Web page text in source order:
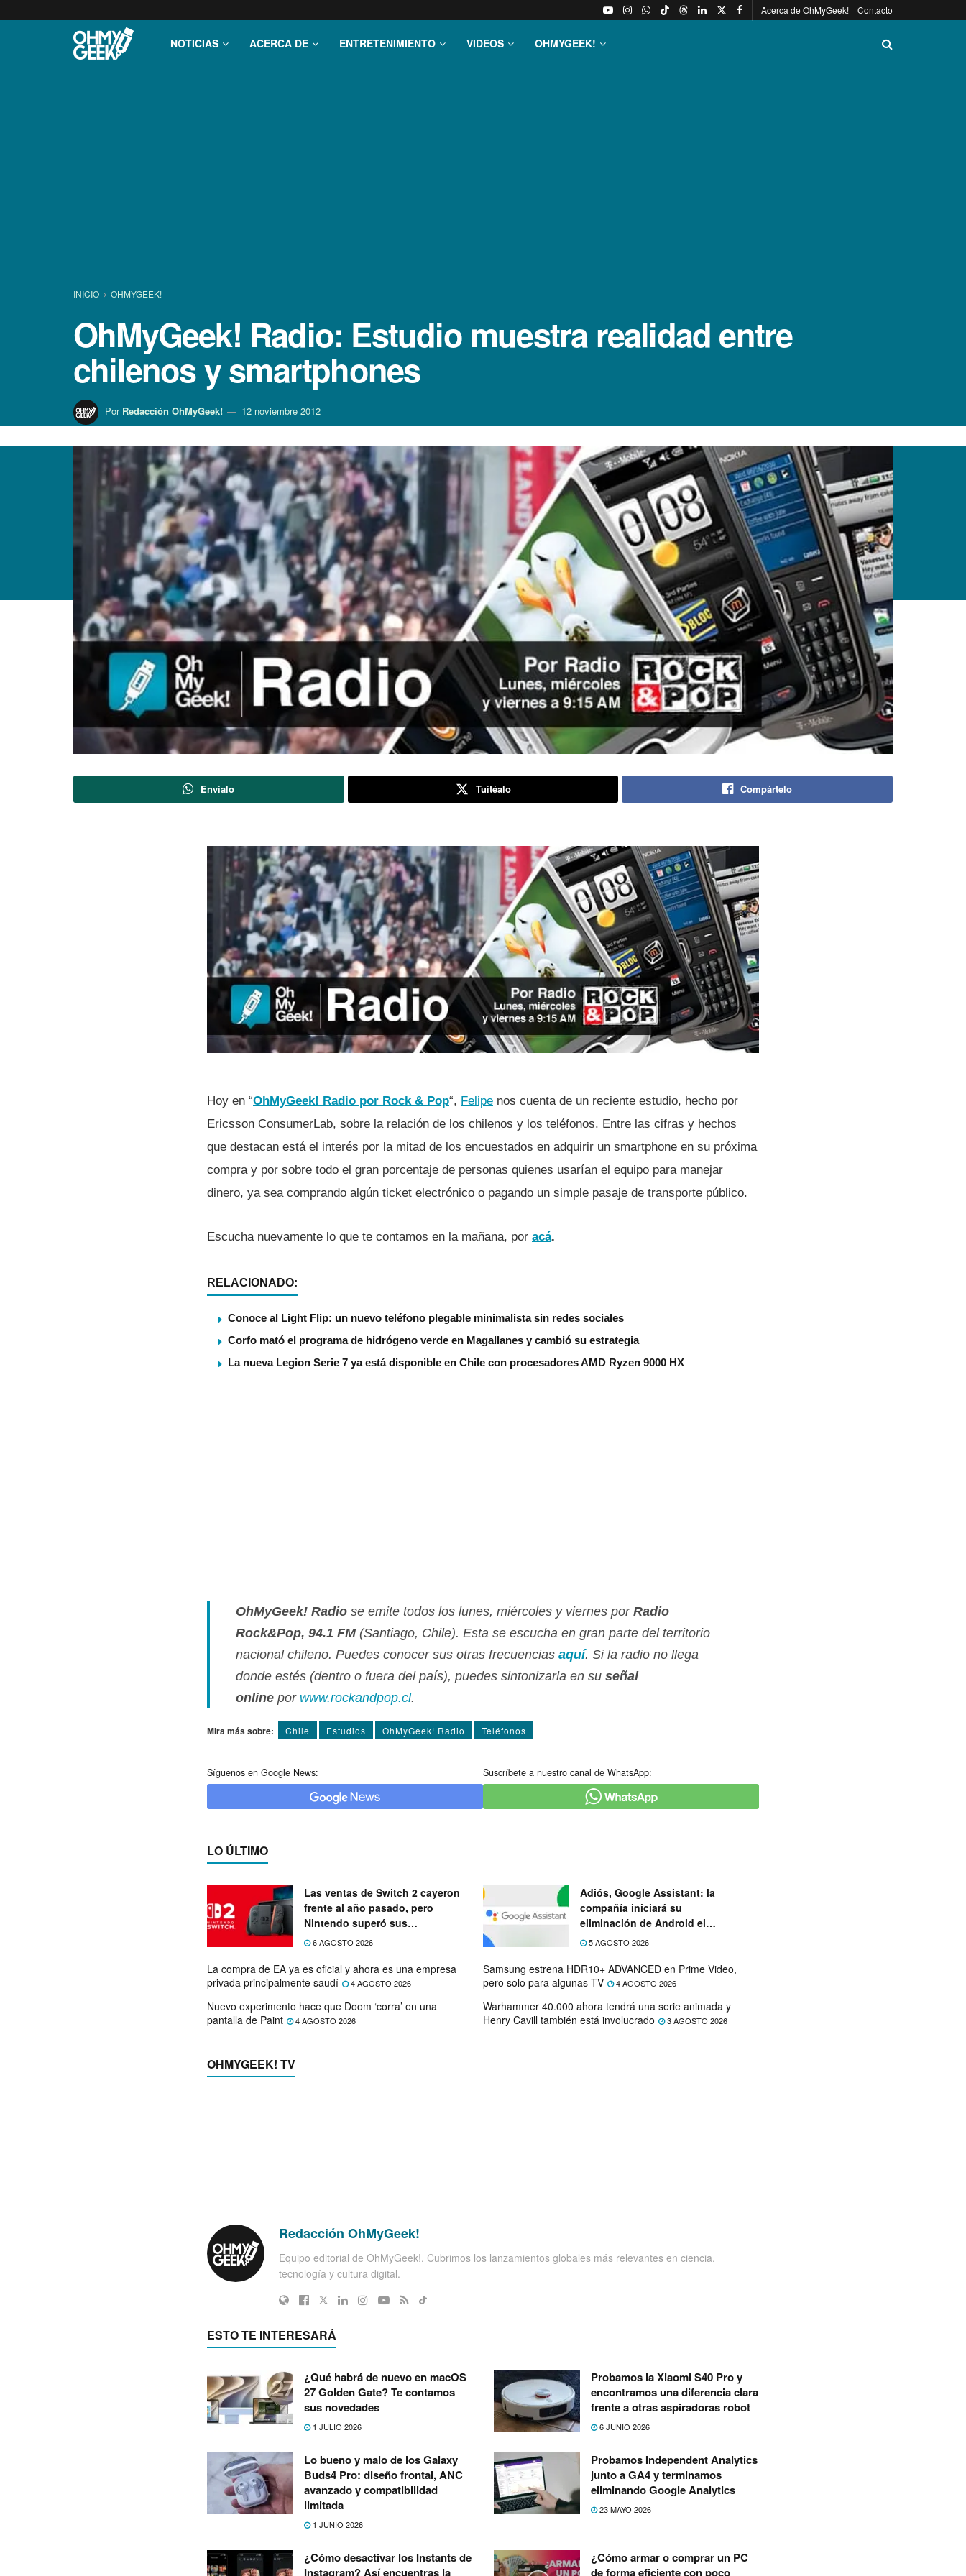
Acerca de OhMyGeek! Contacto
NOTICIAS ACERCA DE ENTRETENIMIENTO VIDEOS OHMYGEEK!
INICIO OHMYGEEK!
OhMyGeek! Radio: Estudio muestra realidad entre
chilenos y smartphones
Por Redacción OhMyGeek! 12 noviembre 2012
Envíalo Tuitéalo Compártelo
Hoy en “OhMyGeek! Radio por Rock & Pop“, Felipe nos cuenta de un reciente estudio, hecho por
Ericsson ConsumerLab, sobre la relación de los chilenos y los teléfonos. Entre las cifras y hechos
que destacan está el interés por la mitad de los encuestados en adquirir un smartphone en su próxima
compra y por sobre todo el gran porcentaje de personas quienes usarí­an el equipo para manejar
dinero, ya sea comprando algún ticket electrónico o pagando un simple pasaje de transporte público.
Escucha nuevamente lo que te contamos en la mañana, por acá.
RELACIONADO:
Conoce al Light Flip: un nuevo teléfono plegable minimalista sin redes sociales
Corfo mató el programa de hidrógeno verde en Magallanes y cambió su estrategia
La nueva Legion Serie 7 ya está disponible en Chile con procesadores AMD Ryzen 9000 HX
OhMyGeek! Radio se emite todos los lunes, miércoles y viernes por Radio
Rock&Pop, 94.1 FM(Santiago, Chile). Esta se escucha en gran parte del territorio
nacional chileno. Puedes conocer sus otras frecuencias aquí­. Si la radio no llega
donde estés (dentro o fuera del paí­s), puedes sintonizarla en su señal
online por www.rockandpop.cl.
Mira más sobre: Chile Estudios OhMyGeek! Radio Teléfonos
Síguenos en Google News: Suscríbete a nuestro canal de WhatsApp:
LO ÚLTIMO
Las ventas de Switch 2 cayeron
frente al año pasado, pero
Nintendo superó sus
expectativas
6 AGOSTO 2026
Adiós, Google Assistant: la
compañía iniciará su
eliminación de Android el
próximo mes
5 AGOSTO 2026
La compra de EA ya es oficial y ahora es una empresa
privada principalmente saudí
4 AGOSTO 2026
Samsung estrena HDR10+ ADVANCED en Prime Video,
pero solo para algunas TV
4 AGOSTO 2026
Nuevo experimento hace que Doom ‘corra’ en una
pantalla de Paint
4 AGOSTO 2026
Warhammer 40.000 ahora tendrá una serie animada y
Henry Cavill también está involucrado
3 AGOSTO 2026
OHMYGEEK! TV
Redacción OhMyGeek!
Equipo editorial de OhMyGeek!. Cubrimos los lanzamientos globales más relevantes en ciencia,
tecnología y cultura digital.
ESTO TE INTERESARÁ
¿Qué habrá de nuevo en macOS
27 Golden Gate? Te contamos
sus novedades
1 JULIO 2026
Probamos la Xiaomi S40 Pro y
encontramos una diferencia clara
frente a otras aspiradoras robot
6 JUNIO 2026
Lo bueno y malo de los Galaxy
Buds4 Pro: diseño frontal, ANC
avanzado y compatibilidad
limitada
1 JUNIO 2026
Probamos Independent Analytics
junto a GA4 y terminamos
eliminando Google Analytics
23 MAYO 2026
¿Cómo desactivar los Instants de
Instagram? Así encuentras la
¿Cómo armar o comprar un PC
de forma eficiente con poco